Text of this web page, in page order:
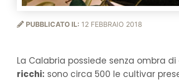
PUBBLICATO IL: 12 FEBBRAIO 2018
La Calabria possiede senza ombra
ricchi: sono circa 500 le cultivar